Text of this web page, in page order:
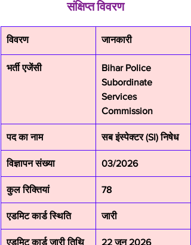
संक्षिप्त विवरण
विवरण जानकारी
भर्ती एजेंसी
Bihar Police
Subordinate
Services
Commission
पद का नाम सब इंस्पेक्टर (SI) निषेध
विज्ञापन संख्या 03/2026
कुल रिक्तियां 78
एडमिट कार्ड स्थिति जारी
एडमिट कार्ड जारी तिथि 22 जून 2026